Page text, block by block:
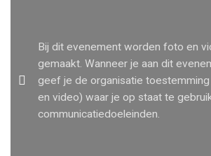
Bij dit evenement worden foto en
gemaakt. Wanneer je aan dit
geef je de organisatie
en video) waar je op staat te
communicatiedoeleinden.